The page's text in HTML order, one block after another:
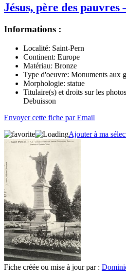
Jésus, père des pauvres
Informations :
Localité: Saint-Pern
Continent: Europe
Matériau: Bronze
Type d'oeuvre: Monuments aux
Morphologie: statue
Titulaire(s) et droits sur les
Debuisson
Envoyer cette fiche par Email
Ajouter à ma
Fiche créée ou mise à jour par :